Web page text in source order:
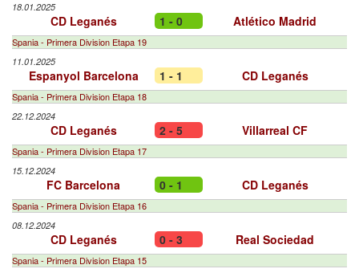
18.01.2025
CD Leganés 1 - 0 Atlético Madrid
Spania - Primera Division Etapa 19
11.01.2025
Espanyol Barcelona 1 - 1 CD Leganés
Spania - Primera Division Etapa 18
22.12.2024
CD Leganés 2 - 5 Villarreal CF
Spania - Primera Division Etapa 17
15.12.2024
FC Barcelona 0 - 1 CD Leganés
Spania - Primera Division Etapa 16
08.12.2024
CD Leganés 0 - 3 Real Sociedad
Spania - Primera Division Etapa 15